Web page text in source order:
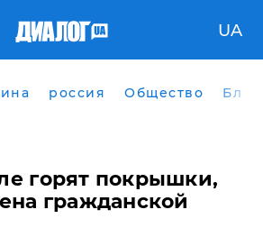
UA
россия Общество
горят покрышки,
гражданской